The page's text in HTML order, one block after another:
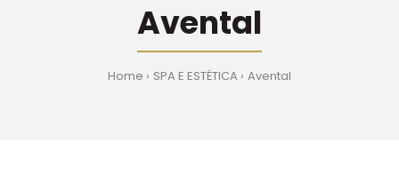
Avental
Home SPA E ESTÉTICA Avental